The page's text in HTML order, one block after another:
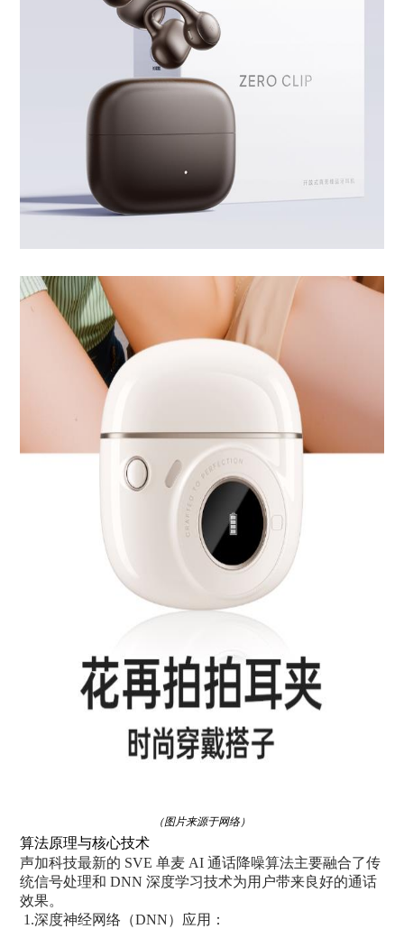
（图片来源于网络）
算法原理与核心技术
声加科技最新的 SVE 单麦 AI 通话降噪算法主要融合了传
统信号处理和 DNN 深度学习技术为用户带来良好的通话
效果。
1.深度神经网络（DNN）应用：